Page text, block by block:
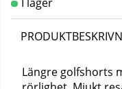
Längre golfshorts